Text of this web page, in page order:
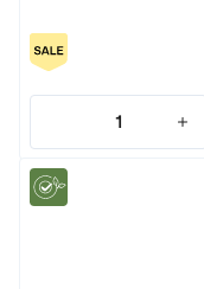
1
Quantity: 1